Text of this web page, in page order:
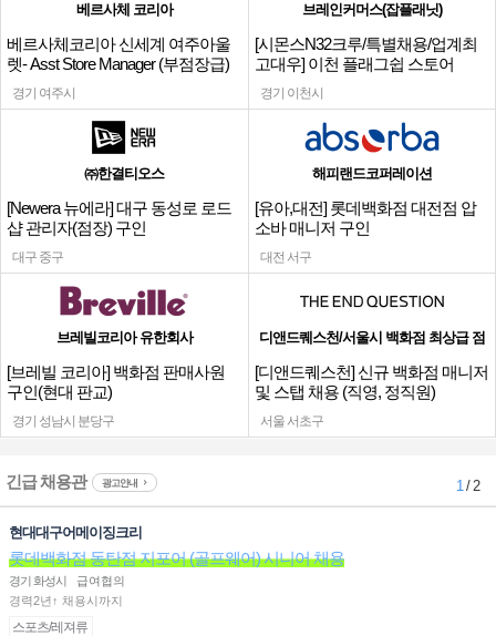
베르사체 코리아
베르사체코리아 신세계 여주아울
렛- Asst Store Manager (부점장급)
채용
경기 여주시
브레인커머스(잡플래닛)
[시몬스N32크루/특별채용/업계최
고대우] 이천 플래그쉽 스토어
경기 이천시
㈜한결티오스
[Newera 뉴에라] 대구 동성로 로드
샵 관리자(점장) 구인
대구 중구
해피랜드코퍼레이션
[유아,대전] 롯데백화점 대전점 압
소바 매니저 구인
대전 서구
브레빌코리아 유한회사
[브레빌 코리아] 백화점 판매사원
구인(현대 판교)
경기 성남시 분당구
디앤드퀘스천/서울시 백화점 최상급 점
[디앤드퀘스천] 신규 백화점 매니저
및 스탭 채용 (직영, 정직원)
서울 서초구
긴급 채용관 광고안내 1/ 2
현대대구어메이징크리
롯데백화점 동탄점 지포어 (골프웨어) 시니어 채용
경기 화성시
급여협의
경력2년↑ 채용시까지
스포츠/레져류